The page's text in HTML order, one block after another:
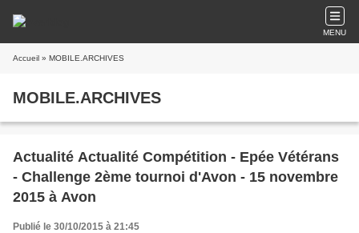
MENU
Accueil » MOBILE.ARCHIVES
MOBILE.ARCHIVES
Actualité Actualité Compétition - Epée Vétérans
- Challenge 2ème tournoi d'Avon - 15 novembre
2015 à Avon
Publié le 30/10/2015 à 21:45